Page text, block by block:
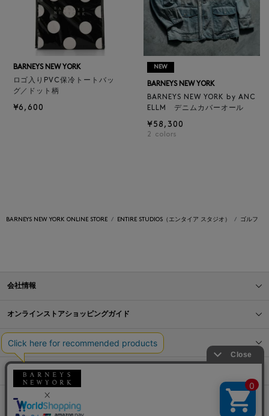
BARNEYS NEW YORK
ロゴ入りPVC保冷トートバッ
グ／ドット柄
¥6,600
NEW
BARNEYS NEW YORK
BARNEYS NEW YORK by ANC
ELLM デニムカバーオール
¥58,300
2 colors
BARNEYS NEW YORK ONLINE STORE ENTIRE STUDIOS（エンタイア スタジオ） ゴルフ
会社情報
オンラインストアショッピングガイド
店舗情報
サービス